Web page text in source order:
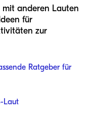
anderen Lauten
für
zur
Ratgeber für
Laut